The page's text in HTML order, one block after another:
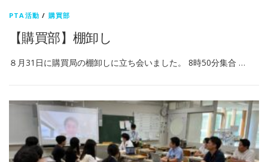
PTA活動 / 購買部
【購買部】棚卸し
８月31日に購買局の棚卸しに立ち会いました。 8時50分集合 …